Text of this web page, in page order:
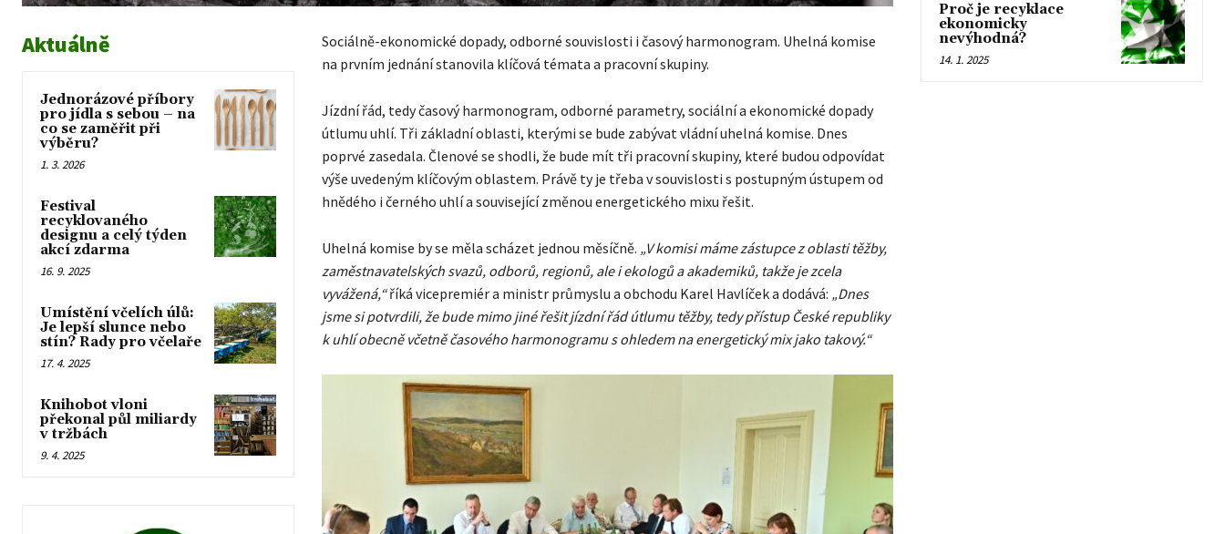
Aktuálně
Jednorázové příbory
pro jídla s sebou – na
co se zaměřit při
výběru?
1. 3. 2026
Festival
recyklovaného
designu a celý týden
akcí zdarma
16. 9. 2025
Umístění včelích úlů:
Je lepší slunce nebo
stín? Rady pro včelaře
17. 4. 2025
Knihobot vloni
překonal půl miliardy
v tržbách
9. 4. 2025
Sociálně-ekonomické dopady, odborné souvislosti i časový harmonogram. Uhelná komise
na prvním jednání stanovila klíčová témata a pracovní skupiny.
Jízdní řád, tedy časový harmonogram, odborné parametry, sociální a ekonomické dopady
útlumu uhlí. Tři základní oblasti, kterými se bude zabývat vládní uhelná komise. Dnes
poprvé zasedala. Členové se shodli, že bude mít tři pracovní skupiny, které budou odpovídat
výše uvedeným klíčovým oblastem. Právě ty je třeba v souvislosti s postupným ústupem od
hnědého i černého uhlí a související změnou energetického mixu řešit.
Uhelná komise by se měla scházet jednou měsíčně. „V komisi máme zástupce z oblasti těžby,
zaměstnavatelských svazů, odborů, regionů, ale i ekologů a akademiků, takže je zcela
vyvážená,“říká vicepremiér a ministr průmyslu a obchodu Karel Havlíček a dodává: „Dnes
jsme si potvrdili, že bude mimo jiné řešit jízdní řád útlumu těžby, tedy přístup České republiky
k uhlí obecně včetně časového harmonogramu s ohledem na energetický mix jako takový.“
Proč je recyklace
ekonomicky
nevýhodná?
14. 1. 2025